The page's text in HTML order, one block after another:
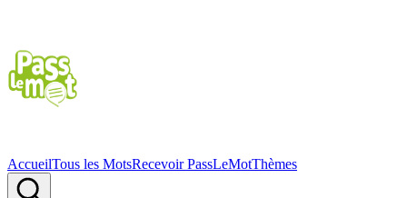
AccueilTous les MotsRecevoir PassLeMotThèmes